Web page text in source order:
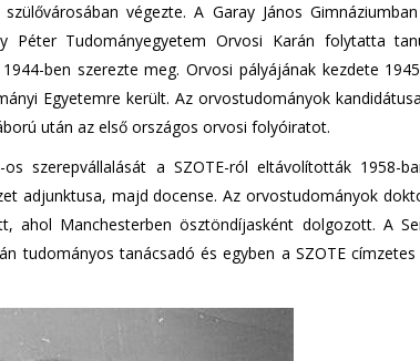
végezte. A Garay János
Péter Tudományegyetem Orvosi Karán folytatta
ben szerezte meg. Orvosi pályájának kezdete
Egyetemre került. Az orvostudományok
után az első országos orvosi folyóiratot.
szerepvállalását a SZOTE-ról eltávolították 1958-
adjunktusa, majd docense. Az orvostudományok
ahol Manchesterben ösztöndíjasként dolgozott. A
tudományos tanácsadó és egyben a SZOTE